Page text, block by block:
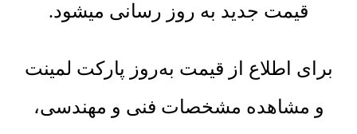
قیمت جدید به روز رسانی میشود.
برای اطلاع از قیمت به‌روز پارکت لمینت
و مشاهده مشخصات فنی و مهندسی،